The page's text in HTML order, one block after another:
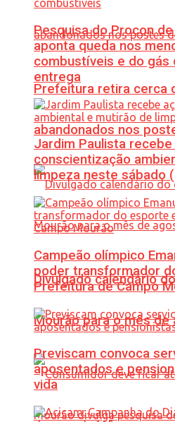
Prefeitura retira cerca
abandonados nos
Divulgado calendário
Mourão para o mês de
Pesquisa do Procon
aponta queda nos
combustíveis e do gás
entrega
Jardim Paulista recebe
conscientização
limpeza neste sábado
Campeão olímpico
poder transformador
Prefeitura de Campo
Previscam convoca
aposentados e
vida